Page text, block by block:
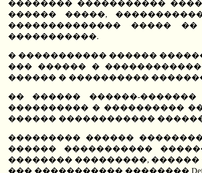
�������� �����������
������ �����,
�������������� �����
�����������.
� ����������� ������
��� ������ �
������ � ����������
�� ������ ������-
���������� � ����������
������ ������������
��������� ������
������ �����������
�������� ���������,
��� ����������� ��������